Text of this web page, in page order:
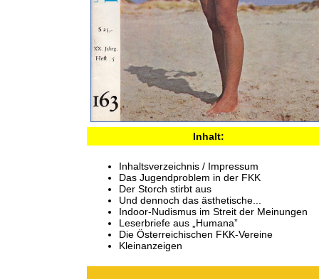
Inhalt:
Inhaltsverzeichnis / Impressum
Das Jugendproblem in der FKK
Der Storch stirbt aus
Und dennoch das ästhetische...
Indoor-Nudismus im Streit der Meinungen
Leserbriefe aus „Humana”
Die Österreichischen FKK-Vereine
Kleinanzeigen